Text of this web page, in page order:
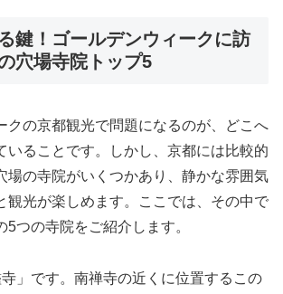
鍵！ゴールデンウィークに訪
穴場寺院トップ5
クの京都観光で問題になるのが、どこへ
いることです。しかし、京都には比較的
場の寺院がいくつかあり、静かな雰囲気
観光が楽しめます。ここでは、その中で
5つの寺院をご紹介します。
」です。南禅寺の近くに位置するこの